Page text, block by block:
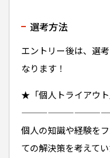
選考方法
エントリー後は、選
なります！
★「個人トライアウ
個人の知識や経験を
ての解決策を考えて